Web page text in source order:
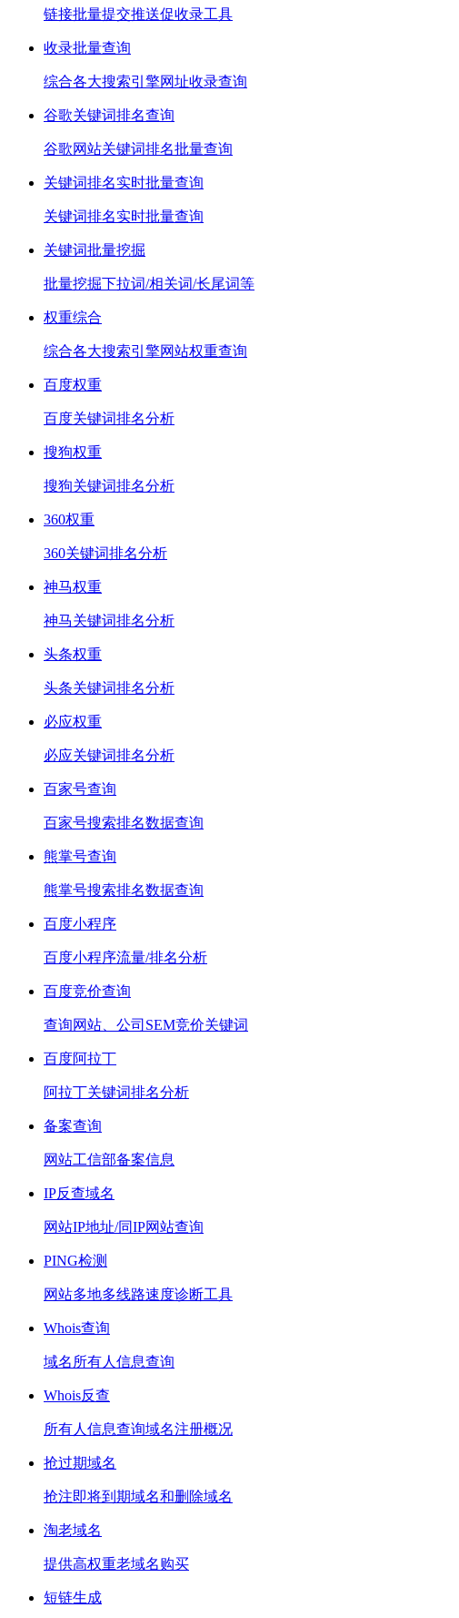
链接批量提交推送促收录工具
收录批量查询
综合各大搜索引擎网址收录查询
谷歌关键词排名查询
谷歌网站关键词排名批量查询
关键词排名实时批量查询
关键词排名实时批量查询
关键词批量挖掘
批量挖掘下拉词/相关词/长尾词等
权重综合
综合各大搜索引擎网站权重查询
百度权重
百度关键词排名分析
搜狗权重
搜狗关键词排名分析
360权重
360关键词排名分析
神马权重
神马关键词排名分析
头条权重
头条关键词排名分析
必应权重
必应关键词排名分析
百家号查询
百家号搜索排名数据查询
熊掌号查询
熊掌号搜索排名数据查询
百度小程序
百度小程序流量/排名分析
百度竞价查询
查询网站、公司SEM竞价关键词
百度阿拉丁
阿拉丁关键词排名分析
备案查询
网站工信部备案信息
IP反查域名
网站IP地址/同IP网站查询
PING检测
网站多地多线路速度诊断工具
Whois查询
域名所有人信息查询
Whois反查
所有人信息查询域名注册概况
抢过期域名
抢注即将到期域名和删除域名
淘老域名
提供高权重老域名购买
短链生成